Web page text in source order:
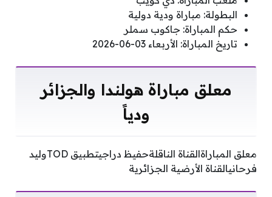
البطولة: مباراة ودية دولية
حكم المباراة: جاكوب سملر
تاريخ المباراة: الأربعاء 03-06-2026
معلق مباراة هولندا والجزائر
ودياً
معلق المباراةالقناة الناقلةحفيظ دراجيتطبيق TODوليد
فرحانيالقناة الأرضية الجزائرية